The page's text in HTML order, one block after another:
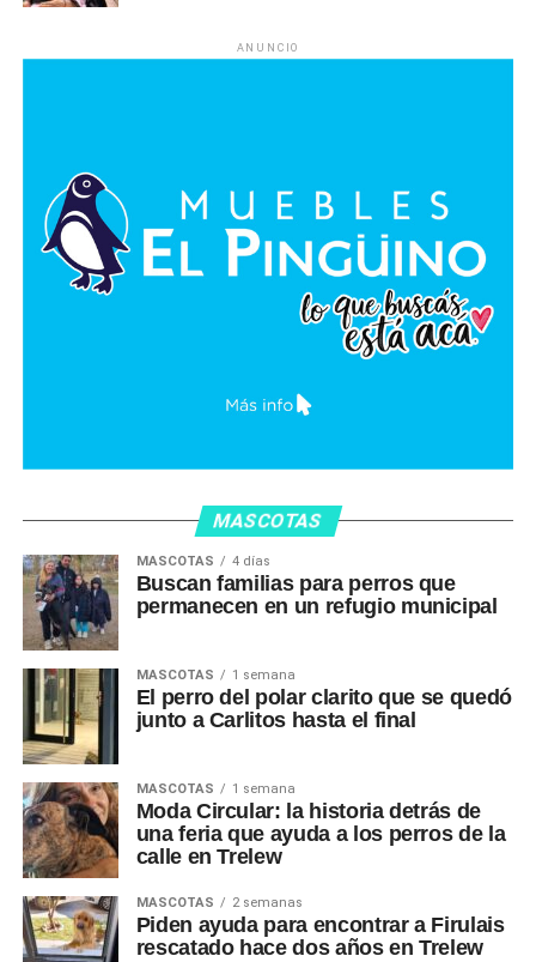
ANUNCIO
MASCOTAS
MASCOTAS 4 días
Buscan familias para perros que
permanecen en un refugio municipal
MASCOTAS 1 semana
El perro del polar clarito que se quedó
junto a Carlitos hasta el final
MASCOTAS 1 semana
Moda Circular: la historia detrás de
una feria que ayuda a los perros de la
calle en Trelew
MASCOTAS 2 semanas
Piden ayuda para encontrar a Firulais
rescatado hace dos años en Trelew